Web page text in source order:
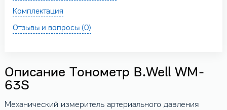
Комплектация
Отзывы и вопросы (0)
Описание Тонометр B.Well WM-
63S
Механический измеритель артериального давления